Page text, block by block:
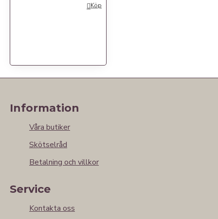
Köp
Information
Våra butiker
Skötselråd
Betalning och villkor
Service
Kontakta oss